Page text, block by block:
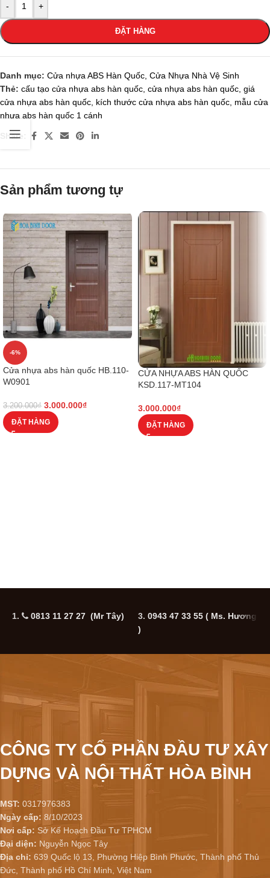
- +
ĐẶT HÀNG
Danh mục: Cửa nhựa ABS Hàn Quốc Cửa Nhựa Nhà Vệ Sinh
Thẻ: cấu tạo cửa nhựa abs hàn quốc cửa nhựa abs hàn quốc giá
cửa nhựa abs hàn quốc kích thước cửa nhựa abs hàn quốc mẫu cửa
nhựa abs hàn quốc 1 cánh
Share:
Sản phẩm tương tự
-6%
Cửa nhựa abs hàn quốc HB.110-
W0901
3.200.000₫ 3.000.000₫
ĐẶT HÀNG
CỬA NHỰA ABS HÀN QUỐC
KSD.117-MT104
3.000.000₫
ĐẶT HÀNG
1. 0813 11 27 27 (Mr Tây) 3. 0943 47 33 55 ( Ms. Hương
)
CÔNG TY CỔ PHẦN ĐẦU TƯ XÂY
DỰNG VÀ NỘI THẤT HÒA BÌNH
MST: 0317976383
Ngày cấp: 8/10/2023
Nơi cấp: Sở Kế Hoạch Đầu Tư TPHCM
Đại diện: Nguyễn Ngọc Tây
Địa chỉ: 639 Quốc lộ 13, Phường Hiệp Bình Phước, Thành phố Thủ
Đức, Thành phố Hồ Chí Minh, Việt Nam